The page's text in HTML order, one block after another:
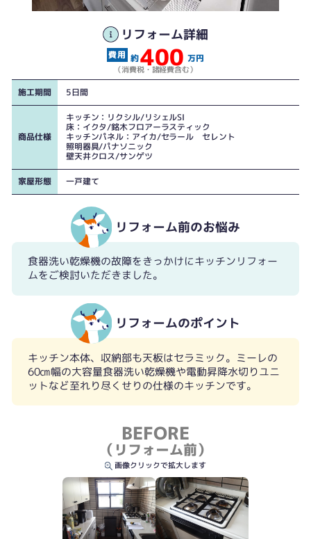
リフォーム詳細
約400 万円
（消費税・諸経費含む）
施工期間 5日間
商品仕様
キッチン：リクシル/リシェルSI
床：イクタ/銘木フロアーラスティック
キッチンパネル：アイカ/セラール セレント
照明器具/パナソニック
壁天井クロス/サンゲツ
家屋形態 一戸建て
リフォーム前のお悩み
食器洗い乾燥機の故障をきっかけにキッチンリフォー
ムをご検討いただきました。
リフォームのポイント
キッチン本体、収納部も天板はセラミック。ミーレの
60㎝幅の大容量食器洗い乾燥機や電動昇降水切りユニ
ットなど至れり尽くせりの仕様のキッチンです。
BEFORE
（リフォーム前）
画像クリックで拡大します
熱・キズ・汚れに強いセラミックトップ天板
収納部には家電収納もあり
収納も大容量